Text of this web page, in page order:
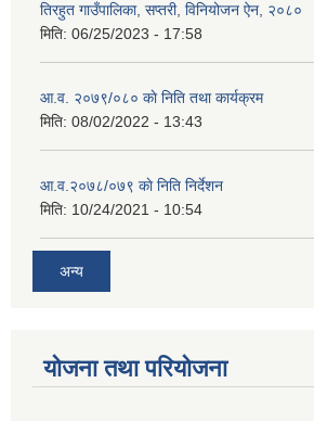
तिरहुत गाउँपालिका, सप्तरी, विनियोजन ऐन, २०८०
मिति: 06/25/2023 - 17:58
आ.व. २०७९/०८० काे निति तथा कार्यक्रम
मिति: 08/02/2022 - 13:43
आ.व.२०७८/०७९ काे निति निर्देशन
मिति: 10/24/2021 - 10:54
अन्य
योजना तथा परियोजना